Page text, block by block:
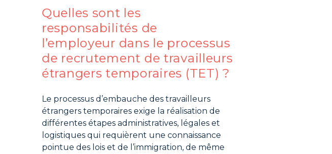
Quelles sont les
responsabilités de
l’employeur dans le processus
de recrutement de travailleurs
étrangers temporaires (TET) ?
Le processus d’embauche des travailleurs
étrangers temporaires exige la réalisation de
différentes étapes administratives, légales et
logistiques qui requièrent une connaissance
pointue des lois et de l’immigration, de même